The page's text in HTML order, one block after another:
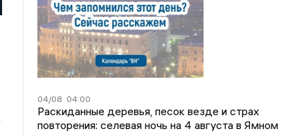
04/08 04:00
Раскиданные деревья, песок везде и страх
повторения: селевая ночь на 4 августа в Ямном